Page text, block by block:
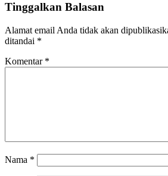
Tinggalkan Balasan
Alamat email Anda tidak akan
ditandai *
Komentar *
Nama *